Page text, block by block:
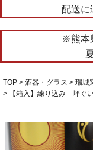
配送に
※熊本
TOP 酒器・グラス
瑞城
【箱入】練り込み 坪ぐ